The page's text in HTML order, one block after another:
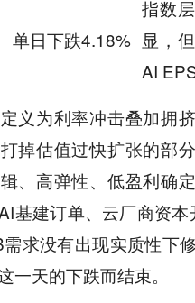
单日下跌4.18%
指数
显，
AI
义为利率冲击叠加拥
掉估值过快扩张的部
、高弹性、低盈利确
基建订单、云厂商资本
求没有出现实质性下
一天的下跌而结束。